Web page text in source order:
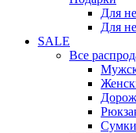
Для
Для
SALE
Все